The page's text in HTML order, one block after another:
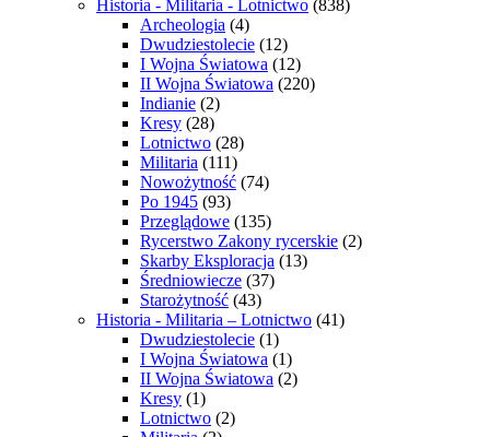
Historia - Militaria - Lotnictwo (838)
Archeologia (4)
Dwudziestolecie (12)
I Wojna Światowa (12)
II Wojna Światowa (220)
Indianie (2)
Kresy (28)
Lotnictwo (28)
Militaria (111)
Nowożytność (74)
Po 1945 (93)
Przeglądowe (135)
Rycerstwo Zakony rycerskie (2)
Skarby Eksploracja (13)
Średniowiecze (37)
Starożytność (43)
Historia - Militaria – Lotnictwo (41)
Dwudziestolecie (1)
I Wojna Światowa (1)
II Wojna Światowa (2)
Kresy (1)
Lotnictwo (2)